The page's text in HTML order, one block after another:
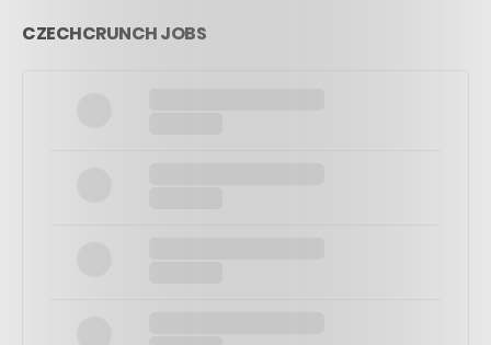
CZECHCRUNCH JOBS